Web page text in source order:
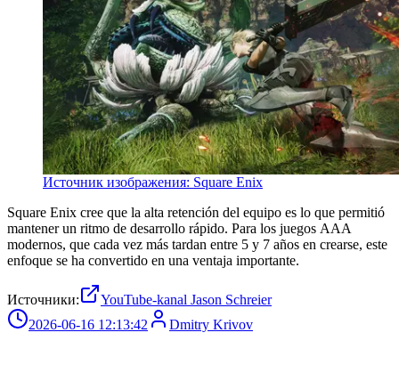
Источник изображения: Square Enix
Square Enix cree que la alta retención del equipo es lo que permitió
mantener un ritmo de desarrollo rápido. Para los juegos AAA
modernos, que cada vez más tardan entre 5 y 7 años en crearse, este
enfoque se ha convertido en una ventaja importante.
Источники:
YouTube-kanal Jason Schreier
2026-06-16 12:13:42
Dmitry Krivov